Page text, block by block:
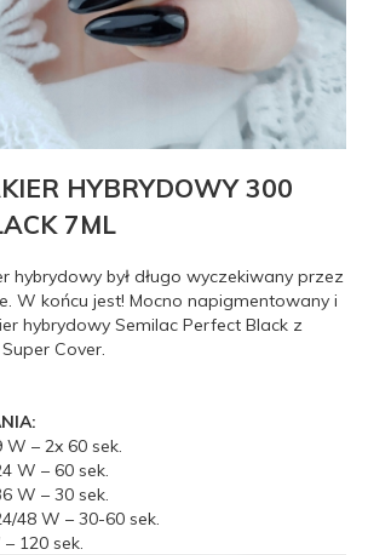
HYBRYDOWY 300
7ML
hybrydowy był długo wyczekiwany przez
W końcu jest! Mocno napigmentowany i
hybrydowy Semilac Perfect Black z
Cover.
W – 2x 60 sek.
W – 60 sek.
W – 30 sek.
48 W – 30-60 sek.
120 sek.